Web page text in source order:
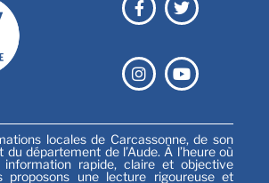
locales de Carcassonne, de son
département de l’Aude. À l’heure où
information rapide, claire et objective
proposons une lecture rigoureuse et